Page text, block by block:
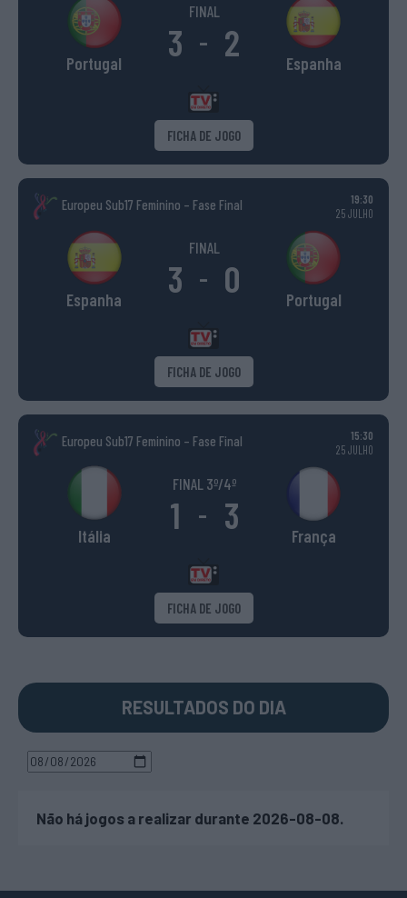
Portugal
FINAL
3 - 2 Espanha
FICHA DE JOGO
Europeu Sub17 Feminino – Fase Final
19:30
25 JULHO
Espanha
FINAL
3 - 0 Portugal
FICHA DE JOGO
Europeu Sub17 Feminino – Fase Final
15:30
25 JULHO
Itália
FINAL 3º/4º
1 - 3 França
FICHA DE JOGO
RESULTADOS DO DIA
Não há jogos a realizar durante 2026-08-08.